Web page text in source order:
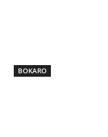
BOKARO